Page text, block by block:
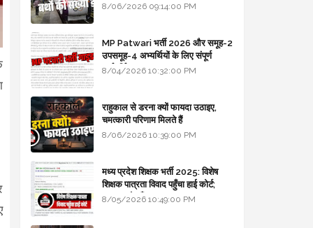
8/06/2026 09:14:00 PM
MP Patwari भर्ती 2026 और समूह-2
उपसमूह-4 अभ्यर्थियों के लिए संपूर्ण
मार्गदर्शिका
8/04/2026 10:32:00 PM
राहुकाल से डरना क्यों फायदा उठाइए,
चमत्कारी परिणाम मिलते हैं
8/06/2026 10:39:00 PM
मध्य प्रदेश शिक्षक भर्ती 2025: विशेष
शिक्षक पात्रता विवाद पहुँचा हाई कोर्ट;
सरकार से माँगा जवाब
8/05/2026 10:49:00 PM